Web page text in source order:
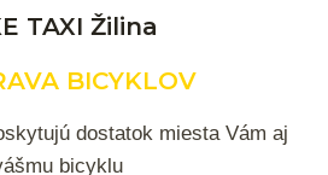
TAXI Žilina
BICYKLOV
dostatok miesta Vám aj
bicyklu